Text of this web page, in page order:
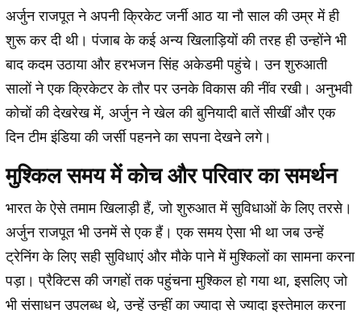
अर्जुन राजपूत ने अपनी क्रिकेट जर्नी आठ या नौ साल की उम्र में ही
शुरू कर दी थी। पंजाब के कई अन्य खिलाड़ियों की तरह ही उन्होंने भी
बाद कदम उठाया और हरभजन सिंह अकेडमी पहुंचे। उन शुरुआती
सालों ने एक क्रिकेटर के तौर पर उनके विकास की नींव रखी। अनुभवी
कोचों की देखरेख में, अर्जुन ने खेल की बुनियादी बातें सीखीं और एक
दिन टीम इंडिया की जर्सी पहनने का सपना देखने लगे।
मुश्किल समय में कोच और परिवार का समर्थन
भारत के ऐसे तमाम खिलाड़ी हैं, जो शुरुआत में सुविधाओं के लिए तरसे।
अर्जुन राजपूत भी उनमें से एक हैं। एक समय ऐसा भी था जब उन्हें
ट्रेनिंग के लिए सही सुविधाएं और मौके पाने में मुश्किलों का सामना करना
पड़ा। प्रैक्टिस की जगहों तक पहुंचना मुश्किल हो गया था, इसलिए जो
भी संसाधन उपलब्ध थे, उन्हें उन्हीं का ज्यादा से ज्यादा इस्तेमाल करना